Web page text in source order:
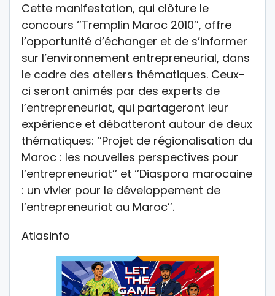
Cette manifestation, qui clôture le
concours ‘’Tremplin Maroc 2010’’, offre
l’opportunité d’échanger et de s’informer
sur l’environnement entrepreneurial, dans
le cadre des ateliers thématiques. Ceux-
ci seront animés par des experts de
l’entrepreneuriat, qui partageront leur
expérience et débatteront autour de deux
thématiques: ‘’Projet de régionalisation du
Maroc : les nouvelles perspectives pour
l’entrepreneuriat’’ et ‘’Diaspora marocaine
: un vivier pour le développement de
l’entrepreneuriat au Maroc’’.
Atlasinfo